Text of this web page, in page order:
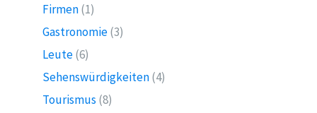
Firmen(1)
Gastronomie(3)
Leute(6)
Sehenswürdigkeiten(4)
Tourismus (8)